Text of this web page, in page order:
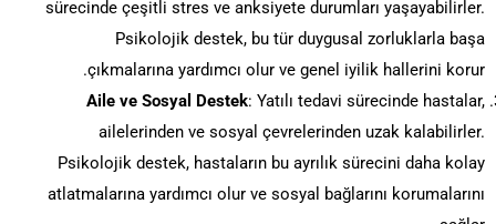
sürecinde çeşitli stres ve anksiyete durumları yaşayabilirler.
Psikolojik destek, bu tür duygusal zorluklarla başa
çıkmalarına yardımcı olur ve genel iyilik hallerini korur.
Aile ve Sosyal Destek: Yatılı tedavi sürecinde hastalar,
ailelerinden ve sosyal çevrelerinden uzak kalabilirler.
Psikolojik destek, hastaların bu ayrılık sürecini daha kolay
atlatmalarına yardımcı olur ve sosyal bağlarını korumalarını